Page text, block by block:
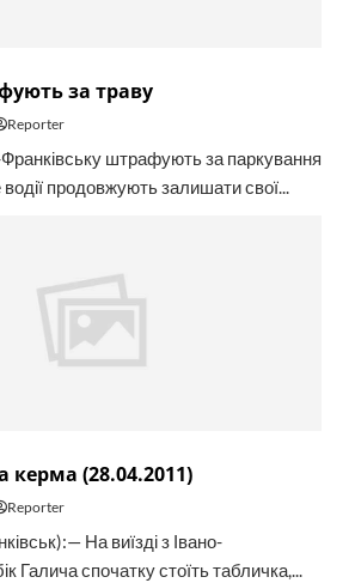
за траву
Reporter
Франківську штрафують за паркування
продовжують залишати свої...
керма (28.04.2011)
Reporter
На виїзді з Івано-
Галича спочатку стоїть табличка,...